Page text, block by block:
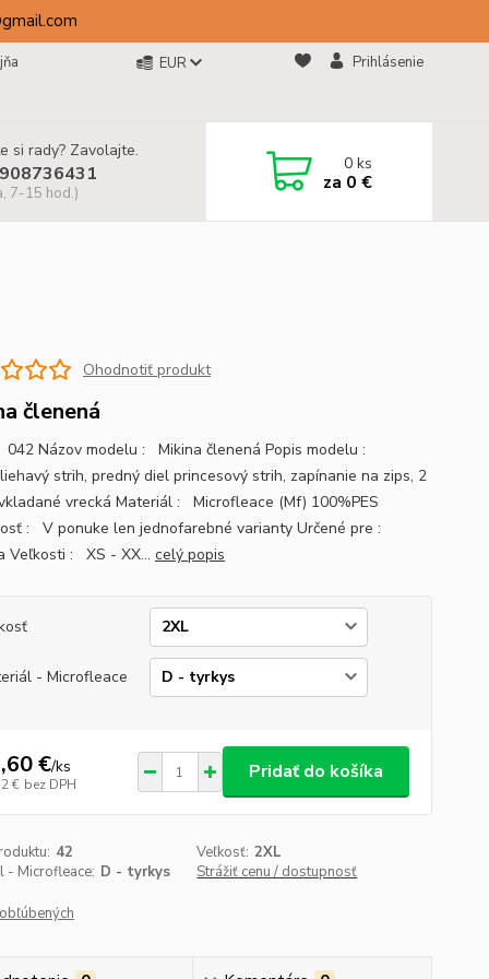
EUR Prihlásenie
si rady? Zavolajte.
7-15 hod.)
0ks
za 0 €
Ohodnotiť produkt
členená
Názov modelu : Mikina členená Popis modelu :
strih, predný diel princesový strih, zapínanie na zips, 2
vrecká Materiál : Microfleace (Mf) 100%PES
: V ponuke len jednofarebné varianty Určené pre :
Veľkosti : XS - XX... celý popis
- Microfleace
€/ks
€ bez DPH
Pridať do košíka
42 Veľkosť: 2XL
- Microfleace: D - tyrkys Strážiť cenu / dostupnosť